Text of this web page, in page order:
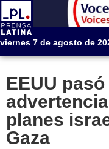
viernes 7 de agosto de
EEUU
planes
Gaza